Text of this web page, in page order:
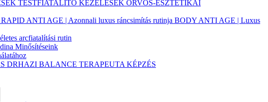
TESTFIATALÍTÓ KEZELÉSEK ORVOS-ESZTÉTIKAI
RAPID ANTI AGE | Azonnali luxus ráncsimítás rutinja BODY ANTI AGE | Luxus
arcfiatalítási rutin
Minősítéseink
DRHAZI BALANCE TERAPEUTA KÉPZÉS